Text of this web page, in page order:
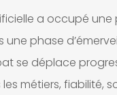
a occupé
phase
se déplace
métiers, fiabilité,